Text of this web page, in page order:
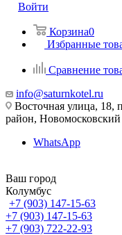
Войти
Корзина0
Избранные
Сравнение
info@saturnkotel.ru
Восточная улица, 18,
район,
WhatsApp
Ваш город
Колумбус
+7 (903) 147-15-63
+7 (903) 147-15-63
+7 (903) 722-22-93